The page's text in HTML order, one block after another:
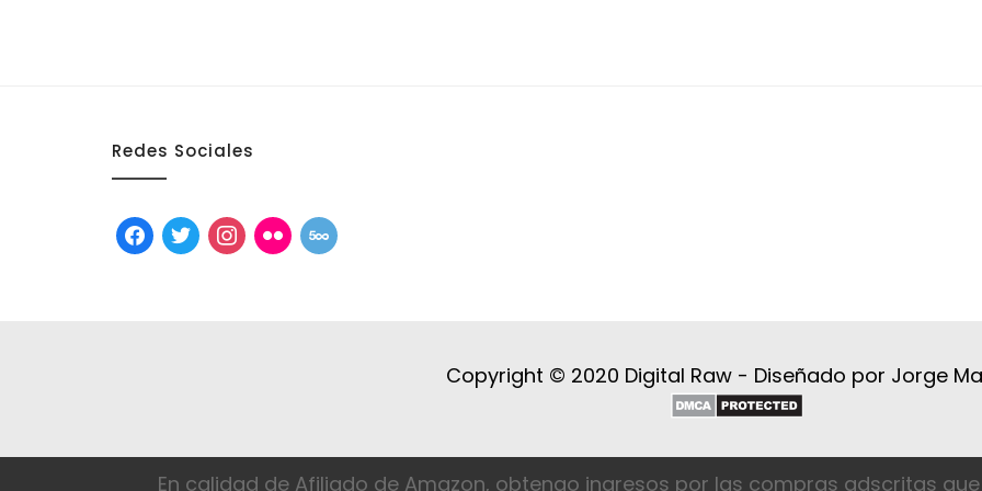
Redes Sociales
facebook
twitterinstagram
flickr 500px
Copyright © 2020 Digital Raw - Diseñado por Jorge
En calidad de Afiliado de Amazon, obtengo ingresos por las compras adscritas